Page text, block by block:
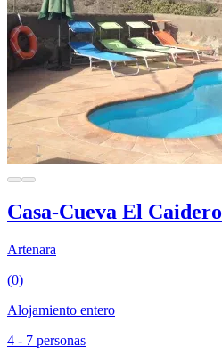
Casa-Cueva El Caidero
Artenara
(0)
Alojamiento entero
4 - 7 personas